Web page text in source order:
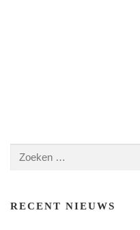
Zoeken
RECENT NIEUWS